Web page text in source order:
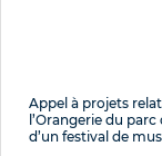
Appel à projets
l’Orangerie du
d’un festival de